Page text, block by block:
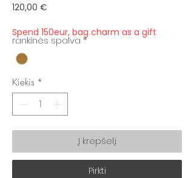
120,00 €
Spend 150eur, bag charm as a gift
rankinės spalva *
Kiekis *
Į krepšelį
Pirkti